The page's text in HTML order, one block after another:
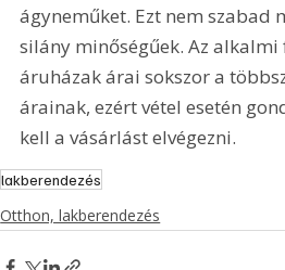
ágyneműket. Ezt nem szabad
silány minőségűek. Az
áruházak árai sokszor a
árainak, ezért vétel esetén
kell a vásárlást elvégezni.
lakberendezés
Otthon, lakberendezés